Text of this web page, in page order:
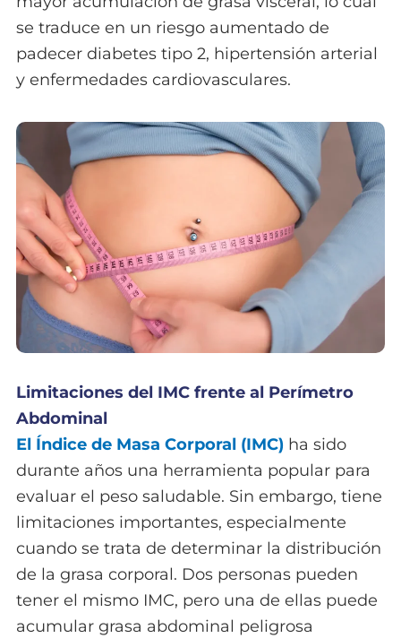
se traduce en un riesgo aumentado de
padecer diabetes tipo 2, hipertensión arterial
y enfermedades cardiovasculares.
Limitaciones del IMC frente al Perímetro
Abdominal
El Índice de Masa Corporal (IMC) ha sido
durante años una herramienta popular para
evaluar el peso saludable. Sin embargo, tiene
limitaciones importantes, especialmente
cuando se trata de determinar la distribución
de la grasa corporal. Dos personas pueden
tener el mismo IMC, pero una de ellas puede
acumular grasa abdominal peligrosa